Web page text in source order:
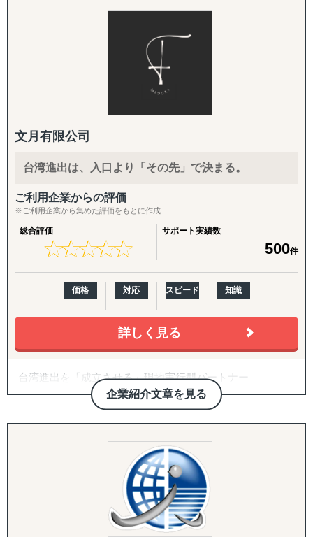
↳ 不動産探索（オフィス・倉庫・店舗・住居）
↳ 店舗開業パッケージ（許認可・内装・採用・集客）
↳ 人材採用支援（現地スタッフ採用）
お客様と共に考え、共に解決策を見出す、協同作業が一つ
また、特定分野のみに特化しているわけではなく、企業の
あらゆる課題に対する解決のご支援をしております。
ビジネスマッチング、市場調査、戦略策定、ガバナンス強
化、人事制度策定、M&AやPMI、撤退支援など、お客様の
文月有限公司
台湾進出は、入口より「その先」で決まる。
ご利用企業からの評価
※ご利用企業から集めた評価をもとに作成
総合評価
★★★★★
★★★★★
サポート実績数
500件
価格 対応 スピード 知識
詳しく見る
企業紹介文章を見る
台湾進出を「成立させる」現地実行型パートナー
台湾進出の支援は数多くあります。ただ、その中には、日
本で受注して現地の作業を外に投げる形も少なくありませ
入口の設計、つまり進出プランや初期の段取りは、それで
も形になります。分かれ目はその先です。台湾進出は、情
報の量では決まりません。現地で誰が動くかで結果が決ま